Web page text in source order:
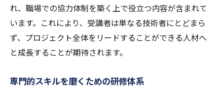
れ、職場での協力体制を築く上で役立つ内容が含まれて
います。これにより、受講者は単なる技術者にとどまら
ず、プロジェクト全体をリードすることができる人材へ
と成長することが期待されます。
専門的スキルを磨くための研修体系